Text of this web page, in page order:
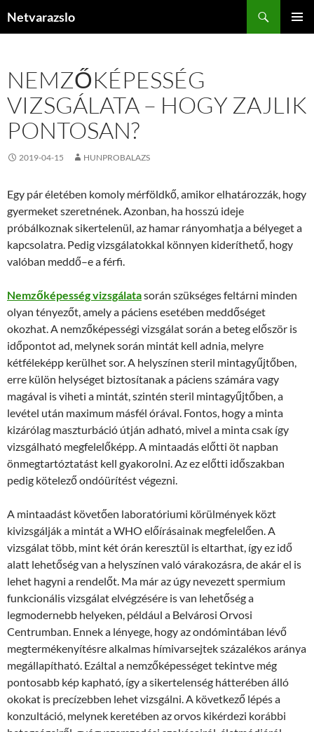
Netvarazslo
NEMZŐKÉPESSÉG
VIZSGÁLATA – HOGY ZAJLIK
PONTOSAN?
2019-04-15 HUNPROBALAZS
Egy pár életében komoly mérföldkő, amikor elhatározzák, hogy
gyermeket szeretnének. Azonban, ha hosszú ideje
próbálkoznak sikertelenül, az hamar rányomhatja a bélyeget a
kapcsolatra. Pedig vizsgálatokkal könnyen kideríthető, hogy
valóban meddő–e a férfi.
Nemzőképesség vizsgálatasorán szükséges feltárni minden
olyan tényezőt, amely a páciens esetében meddőséget
okozhat. A nemzőképességi vizsgálat során a beteg először is
időpontot ad, melynek során mintát kell adnia, melyre
kétféleképp kerülhet sor. A helyszínen steril mintagyűjtőben,
erre külön helységet biztosítanak a páciens számára vagy
magával is viheti a mintát, szintén steril mintagyűjtőben, a
levétel után maximum másfél órával. Fontos, hogy a minta
kizárólag maszturbáció útján adható, mivel a minta csak így
vizsgálható megfelelőképp. A mintaadás előtti öt napban
önmegtartóztatást kell gyakorolni. Az ez előtti időszakban
pedig kötelező ondóürítést végezni.
A mintaadást követően laboratóriumi körülmények közt
kivizsgálják a mintát a WHO előírásainak megfelelően. A
vizsgálat több, mint két órán keresztül is eltarthat, így ez idő
alatt lehetőség van a helyszínen való várakozásra, de akár el is
lehet hagyni a rendelőt. Ma már az úgy nevezett spermium
funkcionális vizsgálat elvégzésére is van lehetőség a
legmodernebb helyeken, például a Belvárosi Orvosi
Centrumban. Ennek a lényege, hogy az ondómintában lévő
megtermékenyítésre alkalmas hímivarsejtek százalékos aránya
megállapítható. Ezáltal a nemzőképességet tekintve még
pontosabb kép kapható, így a sikertelenség hátterében álló
okokat is precízebben lehet vizsgálni. A következő lépés a
konzultáció, melynek keretében az orvos kikérdezi korábbi